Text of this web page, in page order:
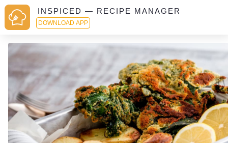
INSPICED — RECIPE MANAGER
DOWNLOAD APP